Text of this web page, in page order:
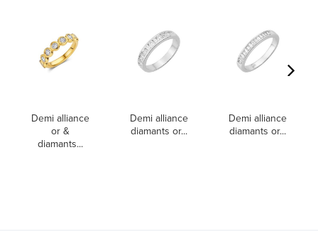
Demi alliance
or &
diamants...
Demi alliance
diamants or...
Demi alliance
diamants or...